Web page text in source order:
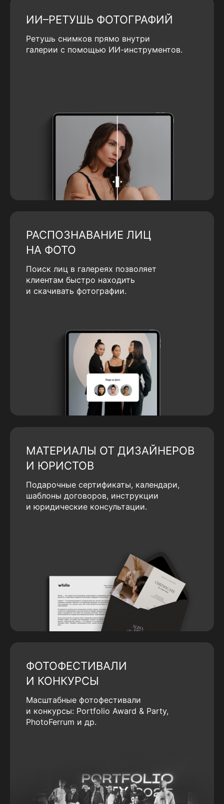
ИИ–РЕТУШЬ ФОТОГРАФИЙ
Ретушь снимков прямо внутри
галерии с помощью ИИ-инструментов.
РАСПОЗНАВАНИЕ ЛИЦ
НА ФОТО
Поиск лиц в галереях позволяет
клиентам быстро находить
и скачивать фотографии.
МАТЕРИАЛЫ ОТ ДИЗАЙНЕРОВ
И ЮРИСТОВ
Подарочные сертификаты, календари,
шаблоны договоров, инструкции
и юридические консультации.
ФОТОФЕСТИВАЛИ
И КОНКУРСЫ
Масштабные фотофестивали
и конкурсы: Portfolio Award & Party,
PhotoFerrum и др.